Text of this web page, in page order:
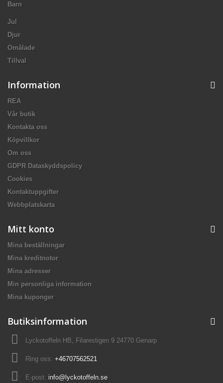
Barn
Jul
Djur
Omålade
Tillval
Information
REA
Vår butik
Kontakta oss
Köpvillkor
Om oss
GDPR Dataskyddspolicy
Cookies
Kontaktuppgifter
Webbplatskarta
Mitt konto
Mina beställningar
Mina kreditnotor
Mina adresser
Min personliga information
Mina kuponger
Butiksinformation
Lyckotoffeln HB, Filarestigen 9 24770 Genarp
Ring oss: +46707562521
E-post: info@lyckotoffeln.se